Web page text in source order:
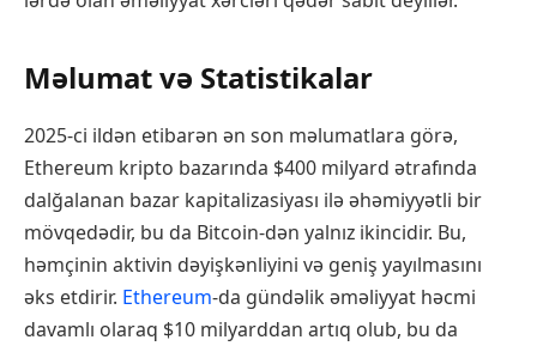
Məlumat və Statistikalar
2025-ci ildən etibarən ən son məlumatlara görə,
Ethereum kripto bazarında $400 milyard ətrafında
dalğalanan bazar kapitalizasiyası ilə əhəmiyyətli bir
mövqedədir, bu da Bitcoin-dən yalnız ikincidir. Bu,
həmçinin aktivin dəyişkənliyini və geniş yayılmasını
əks etdirir. Ethereum-da gündəlik əməliyyat həcmi
davamlı olaraq $10 milyarddan artıq olub, bu da